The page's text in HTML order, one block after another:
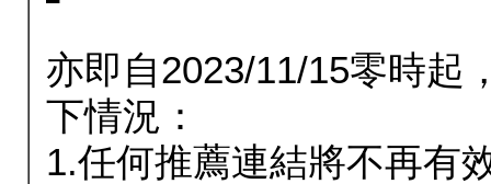
亦即自2023/11/15零時起
下情況：
1.任何推薦連結將不再有